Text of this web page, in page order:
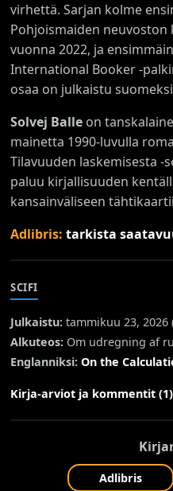
virhettä. Sarjan kolme
Pohjoismaiden
vuonna 2022, ja
International Booker -
osaa on julkaistu
Solvej Balle on
mainetta 1990-luvulla
Tilavuuden laskemisesta -
paluu kirjallisuuden
kansainväliseen
Adlibris:tarkista
SCIFI
Julkaistu: tammikuu 23, 2026
Alkuteos: Om udregning af
Englanniksi: On the
Kirja-arviot ja kommentit (1)
Adlibris